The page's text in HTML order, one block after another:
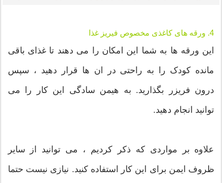
4. ورقه های کاغذی مخصوص فیریز غذا
این ورقه ها به شما این امکان را می دهند تا غذای باقی
مانده کودک را به راحتی در ان ها قرار دهید ، سپس
درون فریزر بگذارید. به هیمن سادگی این کار را می
توانید انجام دهید.
علاوه بر مواردی که ذکر کردیم ، می توانید از سایر
ظروف ایمن برای این کار استفاده کنید. نیازی نیست حتما